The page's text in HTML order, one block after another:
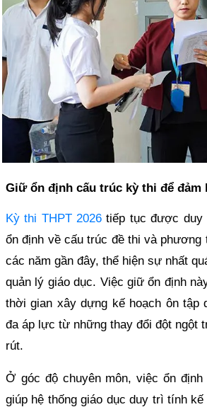
Giữ ổn định cấu trúc kỳ thi để đảm
Kỳ thi THPT 2026 tiếp tục được duy
ổn định về cấu trúc đề thi và
các năm gần đây, thể hiện sự nhất
quản lý giáo dục. Việc giữ ổn định
thời gian xây dựng kế hoạch ôn tập
đa áp lực từ những thay đổi đột ngột
rút.
Ở góc độ chuyên môn, việc ổn
giúp hệ thống giáo dục duy trì tính